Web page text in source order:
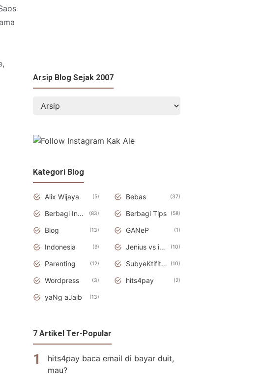
Arsip Blog Sejak 2007
Kategori Blog
Alix Wijaya 5 Bebas 37
Berbagi Informasi 83 Berbagi Tips 58
Blog 13 GANeP 1
Indonesia 9 Jenius vs iDiot 10
Parenting 12 SubyeKtifitas 10
Wordpress 3 hits4pay 2
yaNg aJaib 13
7 Artikel Ter-Popular
hits4pay baca email di bayar duit,
mau?